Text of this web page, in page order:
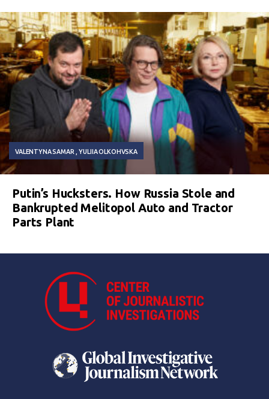
VALENTYNA SAMAR YULIIA OLKOHVSKA
Putin’s Hucksters. How Russia Stole and
Bankrupted Melitopol Auto and Tractor
Parts Plant